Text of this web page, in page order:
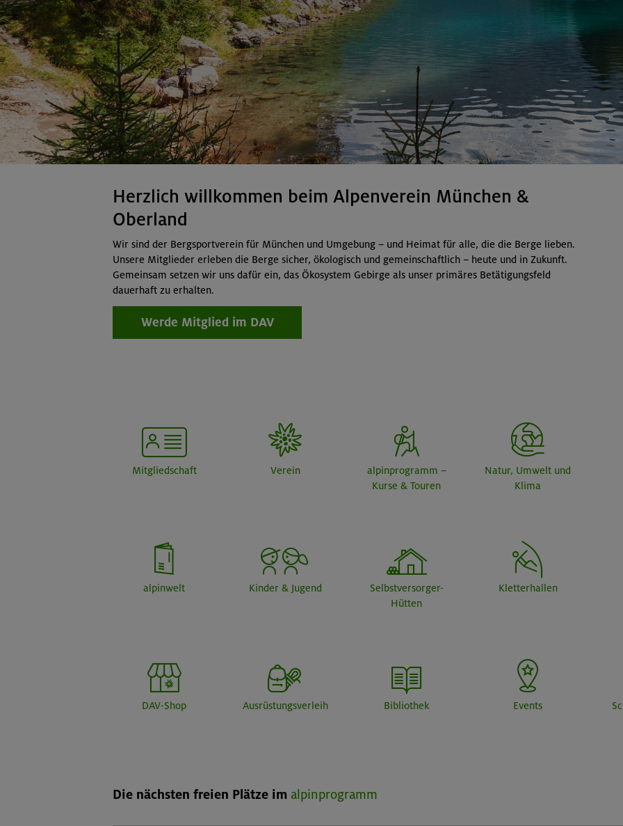
Herzlich willkommen beim Alpenverein München &
Oberland
Wir sind der Bergsportverein für München und Umgebung – und Heimat für alle, die die Berge lieben.
Unsere Mitglieder erleben die Berge sicher, ökologisch und gemeinschaftlich – heute und in Zukunft.
Gemeinsam setzen wir uns dafür ein, das Ökosystem Gebirge als unser primäres Betätigungsfeld
dauerhaft zu erhalten.
Werde Mitglied im DAV
Mitgliedschaft Verein
alpinprogramm –
Kurse & Touren
Natur, Umwelt und
Klima
alpinwelt Kinder & Jugend
Selbstversorger-
Hütten
Kletterhallen
DAV-Shop Ausrüstungsverleih Bibliothek Events
Die nächsten freien Plätze im alpinprogramm